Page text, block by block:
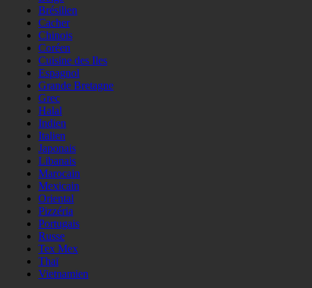
Brésilien
Cacher
Chinois
Coréen
Cuisine des Iles
Espagnol
Grande Bretagne
Grec
Halal
Indien
Italien
Japonais
Libanais
Marocain
Mexicain
Oriental
Pizzéria
Portugais
Russe
Tex Mex
Thaï
Vietnamien